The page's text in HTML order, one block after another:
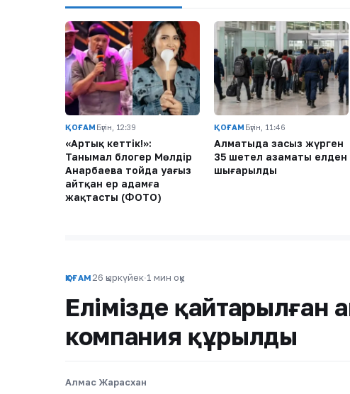
ҚОҒАМ Бүгін, 12:39
«Артық кеттік!»:
Танымал блогер Мөлдір
Анарбаева тойда уағыз
айтқан ер адамға
жақтасты (ФОТО)
ҚОҒАМ Бүгін, 11:46
Алматыда заңсыз жүрген
35 шетел азаматы елден
шығарылды
ҚОҒАМ 26 қыркүйек·1 мин оқу
Елімізде қайтарылған
компания құрылды
Алмас Жарасхан